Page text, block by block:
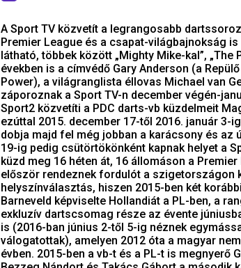
A Sport TV közvetít a legrangosabb
Premier League és a csapat-világbajnokság
látható, többek között „Mighty Mike-kal”, „The
években is a címvédő Gary Anderson (a
Power), a világranglista éllovas Michael van
záporoznak a Sport TV-n december végén-
Sport2 közvetíti a PDC darts-vb küzdelmeit
ezúttal 2015. december 17-től 2016. január 3-
dobja majd fel még jobban a karácsony és az
19-ig pedig csütörtökönként kapnak helyet a
küzd meg 16 héten át, 16 állomáson a
először rendeznek fordulót a szigetországon
helyszínválasztás, hiszen 2015-ben két
Barneveld képviselte Hollandiát a PL-ben, a
exkluzív dartscsomag része az évente
is (2016-ban június 2-től 5-ig néznek
válogatottak), amelyen 2012 óta a magyar
évben. 2015-ben a vb-t és a PL-t is megnyerő